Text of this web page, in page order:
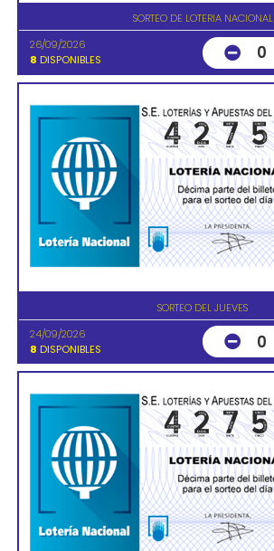
SORTEO DE LOTERIA NACIONAL
26/09/2026
8 DISPONIBLES 0
SORTEO DEL JUEVES
24/09/2026
8 DISPONIBLES 0